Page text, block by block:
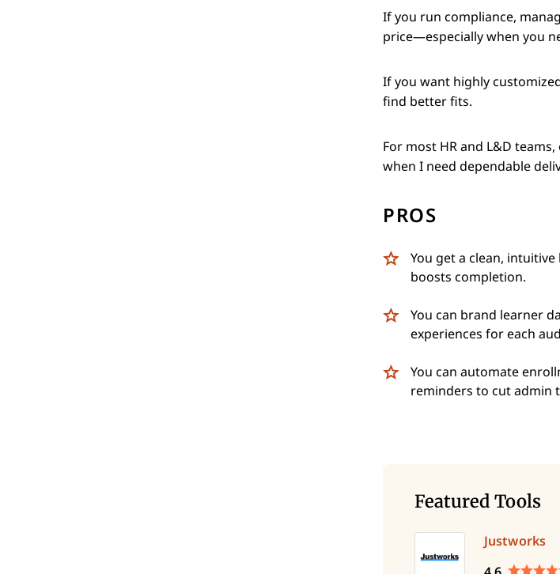
If you run compliance,
price—especially when you
If you want highly
find better fits.
For most HR and L&D
when I need dependable
PROS
You get a clean,
boosts completion.
You can brand learner
experiences for each
You can automate
reminders to cut admin
Featured Tools
Justworks